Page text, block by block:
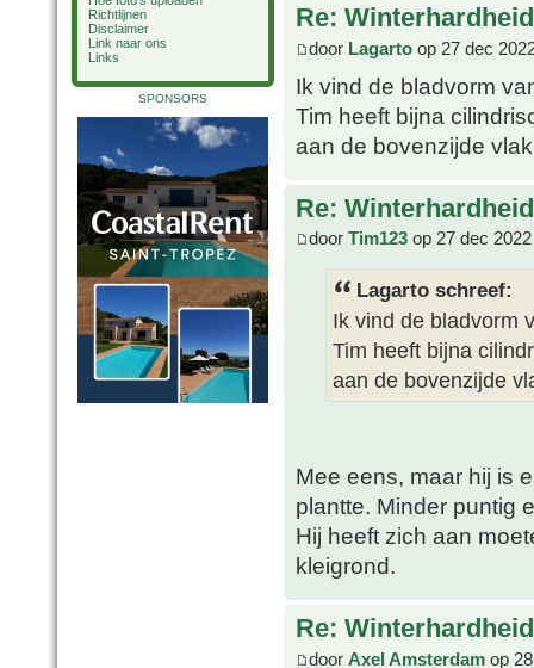
Richtlijnen
Disclaimer
Link naar ons
Links
SPONSORS
Re:
door Lagarto op 27 dec
Ik vind de bladvorm
Tim heeft bijna
aan de bovenzijde
Re:
door Tim123 op 27 dec
Lagarto schreef:
Ik vind de bladvorm
Tim heeft bijna
aan de bovenzijde
Mee eens, maar hij is
plantte. Minder puntig
Hij heeft zich aan
kleigrond.
Re:
door Axel Amsterdam op